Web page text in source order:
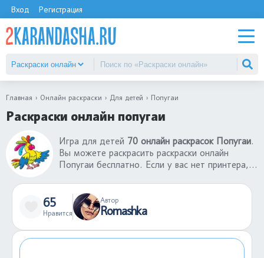
Вход Регистрация
Главная Онлайн раскраски Для детей Попугаи
Раскраски онлайн попугаи
Игра для детей 70 онлайн раскрасок Попугаи.
Вы можете раскрасить раскраски онлайн
Попугаи бесплатно. Если у вас нет принтера,
Попугаи. Можете отправить ссылку другу и
вместе играть в раскраски-онлайн. В каталоге
большой выбор раскрасок-онлайн для детей
65
Нравится
Автор
Romashka